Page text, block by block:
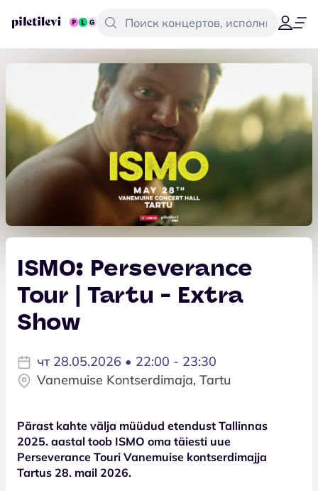
ISMO: Perseverance
Tour | Tartu - Extra
Show
чт 28.05.2026 • 22:00 - 23:30
Vanemuise Kontserdimaja, Tartu
Pärast kahte välja müüdud etendust Tallinnas
2025. aastal toob ISMO oma täiesti uue
Perseverance Touri Vanemuise kontserdimajja
Tartus 28. mail 2026.